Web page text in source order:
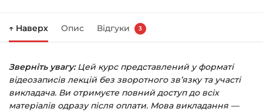
Праворуч з’явиться кошик — натисніть
Заповніть всі поля (пошта та пароль).
Оплатіть зручним способом (більше 8
способів оплати).
↑ Наверх Опис Відгуки 3
Зверніть увагу:Цей курс представлений у форматі
відеозаписів лекцій без зворотного зв’язку та участі
викладача. Ви отримуєте повний доступ до всіх
матеріалів одразу після оплати. Мова викладання —